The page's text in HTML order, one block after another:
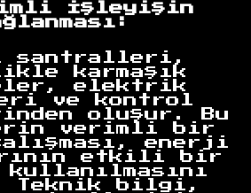
İşleyişin
santralleri,
karmaşık
elektrik
ve kontrol
oluşur. Bu
verimli bir
enerji
etkili bir
Teknik bilgi,